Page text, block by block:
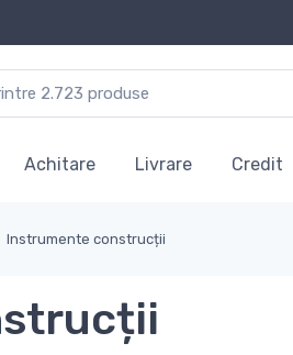
Achitare Livrare Credit
Instrumente construcții